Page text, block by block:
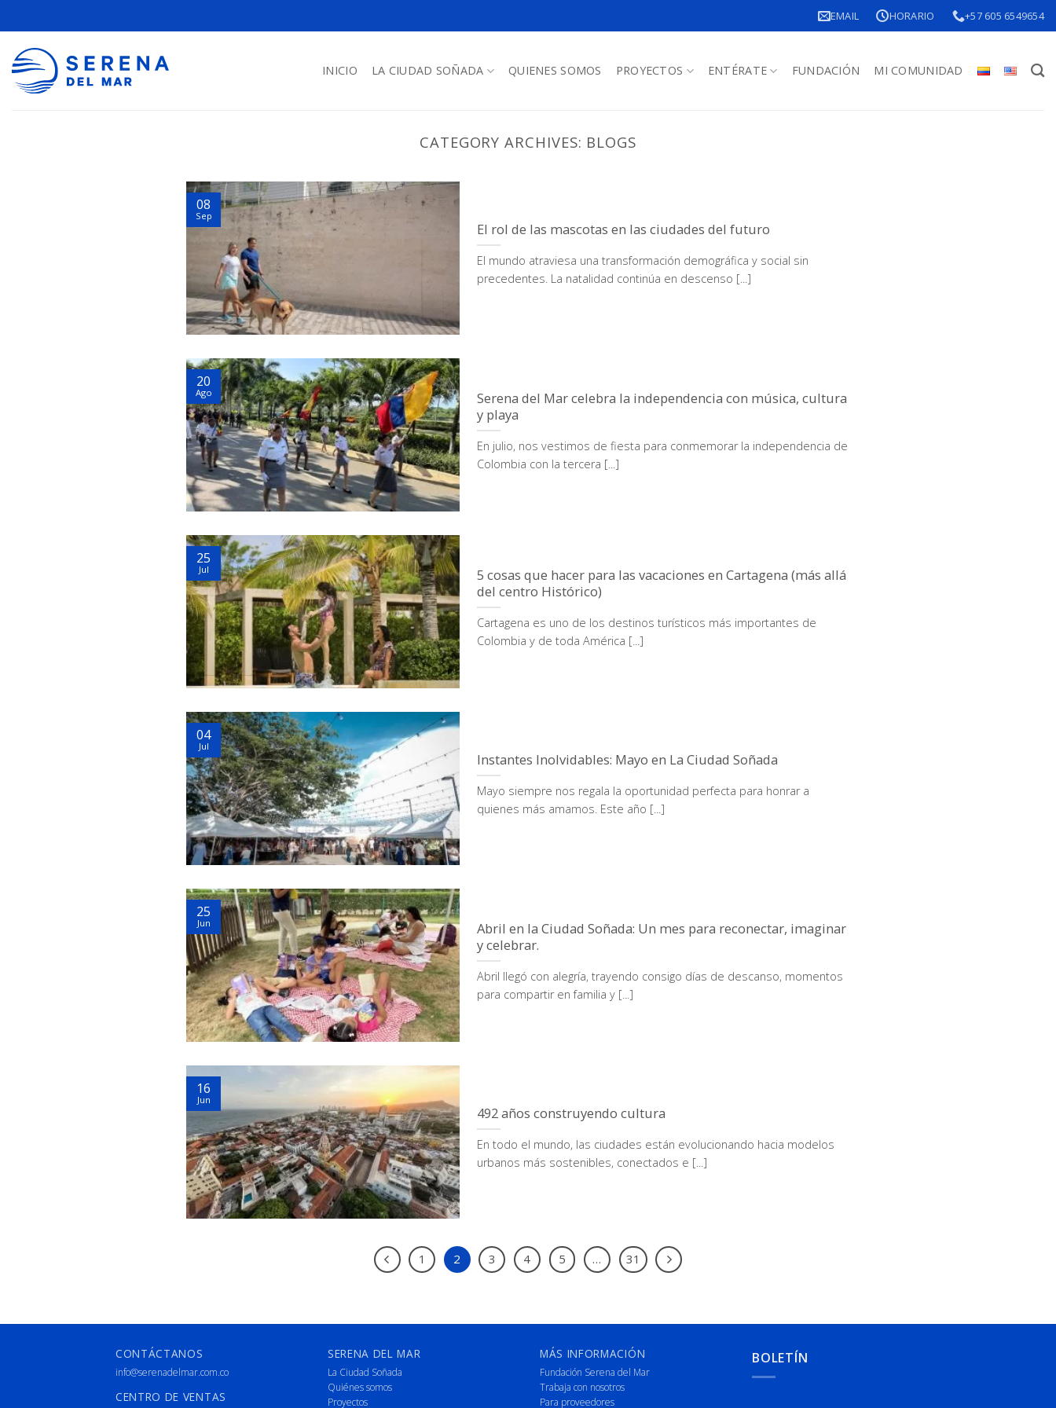
EMAIL HORARIO +57 605 6549654
INICIO LA CIUDAD SOÑADA QUIENES SOMOS PROYECTOS ENTÉRATE FUNDACIÓN MI COMUNIDAD
CATEGORY ARCHIVES: BLOGS
El rol de las mascotas en las ciudades del futuro
El mundo atraviesa una transformación demográfica y social sin
precedentes. La natalidad continúa en descenso [...]
08
Sep
Serena del Mar celebra la independencia con música, cultura
y playa
En julio, nos vestimos de fiesta para conmemorar la independencia de
Colombia con la tercera [...]
20
Ago
5 cosas que hacer para las vacaciones en Cartagena (más allá
del centro Histórico)
Cartagena es uno de los destinos turísticos más importantes de
Colombia y de toda América [...]
25
Jul
Instantes Inolvidables: Mayo en La Ciudad Soñada
Mayo siempre nos regala la oportunidad perfecta para honrar a
quienes más amamos. Este año [...]
04
Jul
Abril en la Ciudad Soñada: Un mes para reconectar, imaginar
y celebrar.
Abril llegó con alegría, trayendo consigo días de descanso, momentos
para compartir en familia y [...]
25
Jun
492 años construyendo cultura
En todo el mundo, las ciudades están evolucionando hacia modelos
urbanos más sostenibles, conectados e [...]
16
Jun
1 2 3 4 5 … 31
CONTÁCTANOS
info@serenadelmar.com.co
CENTRO DE VENTAS
SERENA DEL MAR
La Ciudad Soñada
Quiénes somos
Proyectos
MÁS INFORMACIÓN
Fundación Serena del Mar
Trabaja con nosotros
Para proveedores
BOLETÍN